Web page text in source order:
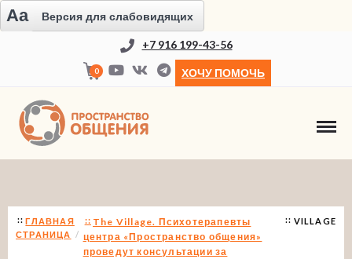
Aa Версия для слабовидящих
+7 916 199-43-56
0 ХОЧУ ПОМОЧЬ
ГЛАВНАЯ
СТРАНИЦА
The Village. Психотерапевты
центра «Пространство общения»
проведут консультации за
VILLAGE